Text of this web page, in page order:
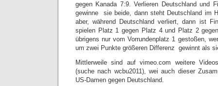
gegen Kanada 7:9. Verlieren Deutschland und
gewinne sie beide, dann steht Deutschland im
aber, während Deutschland verliert, dann ist
spielen Platz 1 gegen Platz 4 und Platz 2
übrigens nur vom Vorrundenplatz 1 gestoßen,
um zwei Punkte größeren Differenz gewinnt als
Mittlerweile sind auf vimeo.com weitere
(suche nach wcbu2011), wei auch dieser
US-Damen gegen Deutschland.